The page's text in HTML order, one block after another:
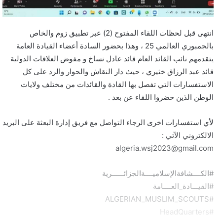
ن
ي
ا
انتهى قبل لحظات اللقاء المفتوح (2) عبر تطبيق زوم والخاص
بالجمبوري العالمي 25 ، وهذا بحضور السادة أعضاء القيادة العامة
يتقدمهم نائب القائد العام قائد عادل نساخ و مفوض العلاقات الدولية
قائد عبد الرزاق خثيري ، حيث دار النقاش والحوار والرد على كل
الاستفسارات التي تفصل بها القادة والقائدات من مختلف ولايات
الوطن الذين حضروا اللقاء عن بعد .
لأي استفسارات اخرى الرجاء التواصل مع فريق إدارة البعثة على البريد
الالكتروني الآتي :
algeria.wsj2023@gmail.com
#الكــــشافةالإسلاميــــةالجزائــــــرية
#القيـــادة_العــــامة
#ALGERIAN_MUSLIM_SCOUTS
#HeadQuarters